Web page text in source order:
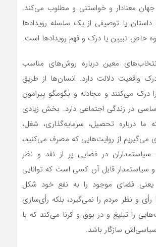
معنادار و خواستنی و مطلوب می‌کند.
یا توصیفی از یک سلسله رویدادها
خاص تبیین یا درک و فهم رویدادها است.
معین درباره روش‌های مناسب
درک واقعیت دلالت دارد. انسان‌ها از طریق
درک می‌کنند و مجادله و بگومگو پیرامون
در زندگی اجتماعی دارد. بخش زیادی
ما درباره تحصیل، سرمایه‌گذاری، شغل،
می‌گیریم از روایت‌هایی که مصرف می‌کنیم،
سیاستمداران در فضایی پر از نقد و نظر
سیاستمدار قابل آن کسی است که توانایی
یعنی فضای موجود را به نفع خود شکل
و نظر مردم را نمی‌گیرد، بلکه رأی‌سازی
را تبلیغ و در بوق و کرنا می‌کند که با
سازگار باشد.